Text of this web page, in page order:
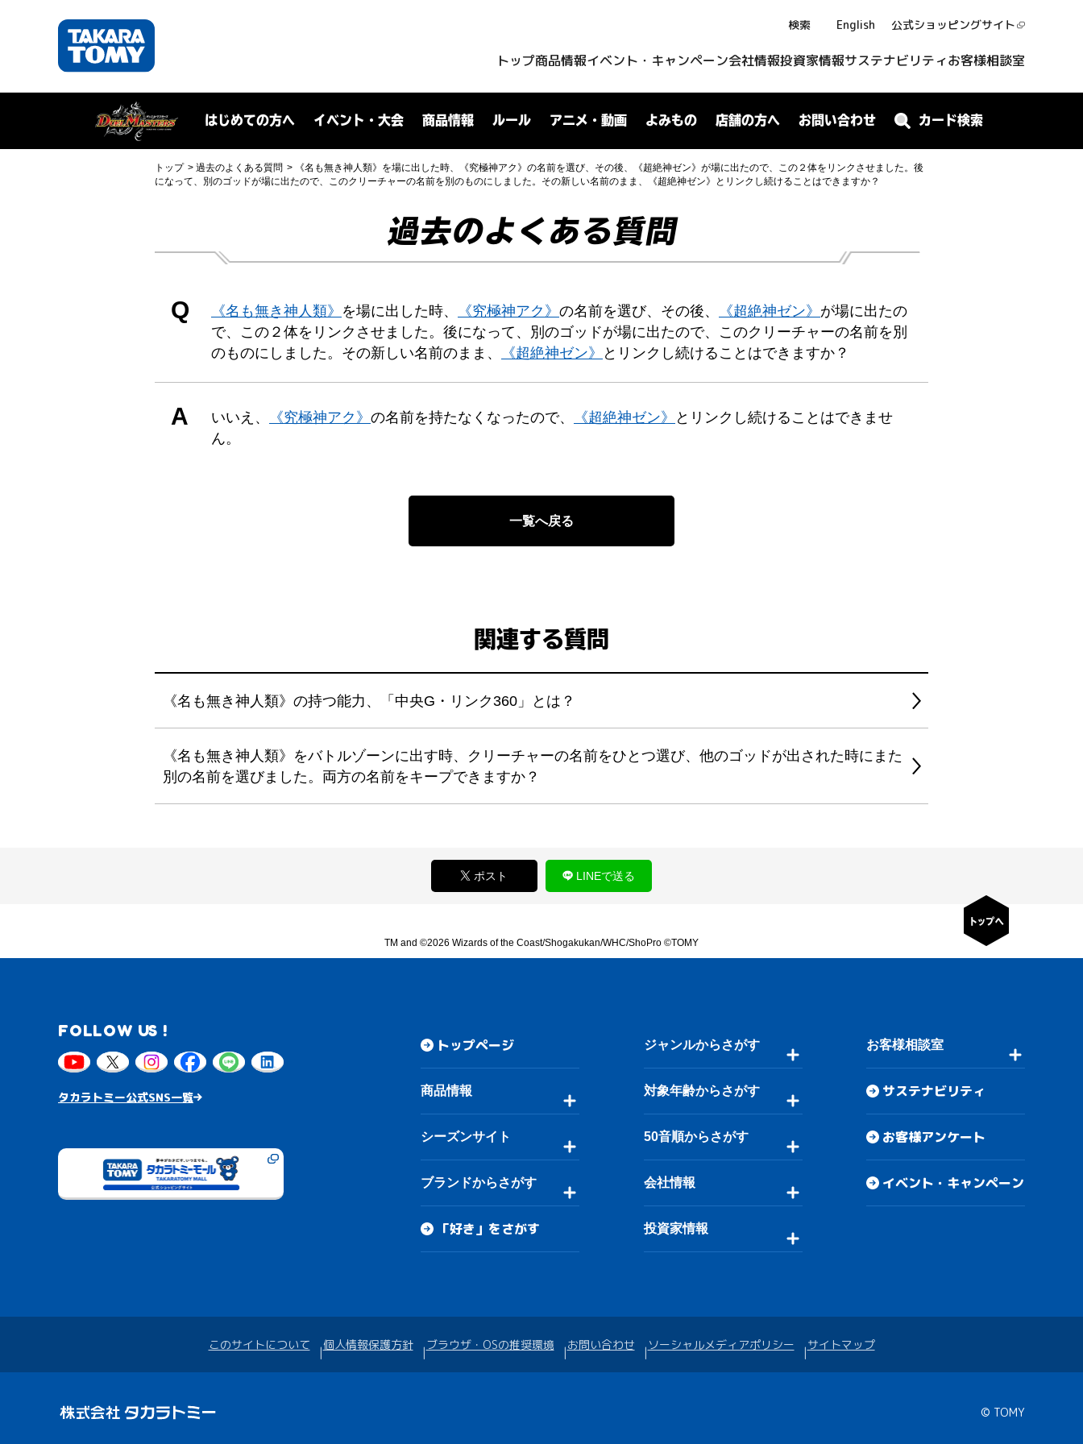
検索 English 公式ショッピングサイト
トップ商品情報イベント・キャンペーン会社情報投資家情報サステナビリティお客様相談室
はじめての方へ イベント・大会 商品情報 ルール アニメ・動画 よみもの 店舗の方へ お問い合わせ カード検索
トップ 過去のよくある質問
《名も無き神人類》を場に出した時、《究極神アク》の名前を選び、その後、《超絶神ゼン》が場に出たので、この２体をリンクさせました。後
になって、別のゴッドが場に出たので、このクリーチャーの名前を別のものにしました。その新しい名前のまま、《超絶神ゼン》とリンクし続けることはできますか？
過去のよくある質問
Q 《名も無き神人類》 を場に出した時、 《究極神アク》 の名前を選び、その後、 《超絶神ゼン》 が場に出たの
で、この２体をリンクさせました。後になって、別のゴッドが場に出たので、このクリーチャーの名前を別
のものにしました。その新しい名前のまま、
《超絶神ゼン》 とリンクし続けることはできますか？
A いいえ、 《究極神アク》 の名前を持たなくなったので、 《超絶神ゼン》
とリンクし続けることはできませ
ん。
一覧へ戻る
関連する質問
《名も無き神人類》の持つ能力、「中央G・リンク360」とは？
《名も無き神人類》をバトルゾーンに出す時、クリーチャーの名前をひとつ選び、他のゴッドが出された時にまた
別の名前を選びました。両方の名前をキープできますか？
ポスト LINEで送る
TM and ©2026 Wizards of the Coast/Shogakukan/WHC/ShoPro ©TOMY
FOLLOW US !
タカラトミー公式SNS一覧
トップページ
商品情報
シーズンサイト
ブランドからさがす
「好き」をさがす
ジャンルからさがす
対象年齢からさがす
50音順からさがす
会社情報
投資家情報
お客様相談室
サステナビリティ
お客様アンケート
イベント・キャンペーン
このサイトについて 個人情報保護方針 ブラウザ・OSの推奨環境 お問い合わせ ソーシャルメディアポリシー サイトマップ
© TOMY